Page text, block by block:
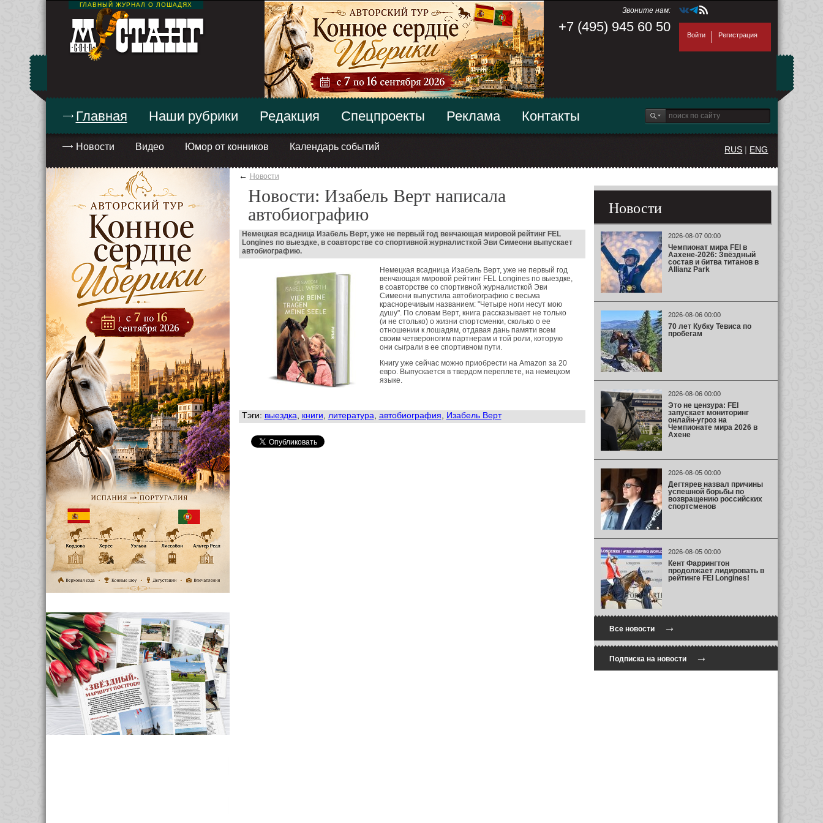
ГЛАВНЫЙ ЖУРНАЛ О ЛОШАДЯХ
Звоните нам:
+7 (495) 945 60 50
Войти Регистрация
Главная
Новости Видео Юмор от конников Календарь событий
Наши рубрики Редакция Спецпроекты Реклама Контакты
RUS | ENG
← Новости
Новости: Изабель Верт написала
автобиографию
Немецкая всадница Изабель Верт, уже не первый год венчающая мировой рейтинг FEL
Longines по выездке, в соавторстве со спортивной журналисткой Эви Симеони выпускает
автобиографию.
Немецкая всадница Изабель Верт, уже не первый год
венчающая мировой рейтинг FEL Longines по выездке,
в соавторстве со спортивной журналисткой Эви
Симеони выпустила автобиографию с весьма
красноречивым названием: "Четыре ноги несут мою
душу". По словам Верт, книга рассказывает не только
(и не столько) о жизни спортсменки, сколько о ее
отношении к лошадям, отдавая дань памяти всем
своим четвероногим партнерам и той роли, которую
они сыграли в ее спортивном пути.
Книгу уже сейчас можно приобрести на Amazon за 20
евро. Выпускается в твердом переплете, на немецком
языке.
Тэги: выездка книги литература автобиография Изабель Верт
Новости
2026-08-07 00:00
Чемпионат мира FEI в
Аахене-2026: Звёздный
состав и битва титанов в
Allianz Park
2026-08-06 00:00
70 лет Кубку Тевиса по
пробегам
2026-08-06 00:00
Это не цензура: FEI
запускает мониторинг
онлайн-угроз на
Чемпионате мира 2026 в
Ахене
2026-08-05 00:00
Дегтярев назвал причины
успешной борьбы по
возвращению российских
спортсменов
2026-08-05 00:00
Кент Фаррингтон
продолжает лидировать в
рейтинге FEI Longines!
Все новости→
Подписка на новости→